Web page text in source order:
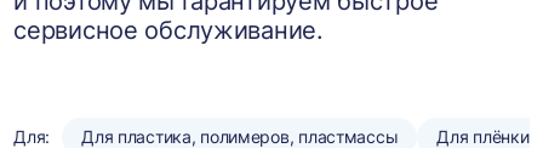
сервисное обслуживание.
Для: Для пластика, полимеров, пластмассы Для плёнки